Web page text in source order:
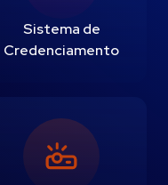
Sistema de
Credenciamento